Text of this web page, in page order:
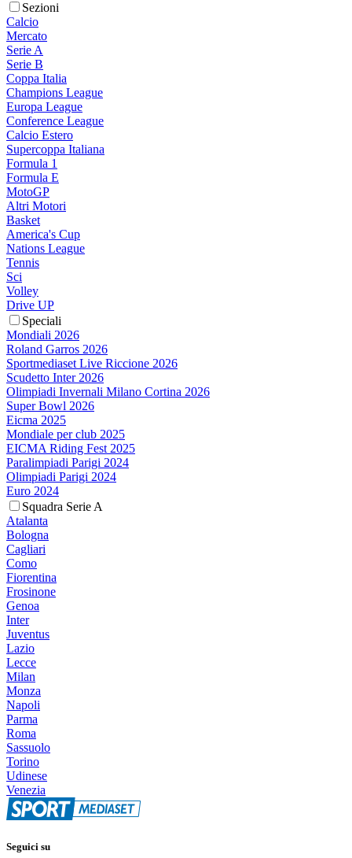
Sezioni
Calcio
Mercato
Serie A
Serie B
Coppa Italia
Champions League
Europa League
Conference League
Calcio Estero
Supercoppa Italiana
Formula 1
Formula E
MotoGP
Altri Motori
Basket
America's Cup
Nations League
Tennis
Sci
Volley
Drive UP
Speciali
Mondiali 2026
Roland Garros 2026
Sportmediaset Live Riccione 2026
Scudetto Inter 2026
Olimpiadi Invernali Milano Cortina 2026
Super Bowl 2026
Eicma 2025
Mondiale per club 2025
EICMA Riding Fest 2025
Paralimpiadi Parigi 2024
Olimpiadi Parigi 2024
Euro 2024
Squadra Serie A
Atalanta
Bologna
Cagliari
Como
Fiorentina
Frosinone
Genoa
Inter
Juventus
Lazio
Lecce
Milan
Monza
Napoli
Parma
Roma
Sassuolo
Torino
Udinese
Venezia
Seguici su